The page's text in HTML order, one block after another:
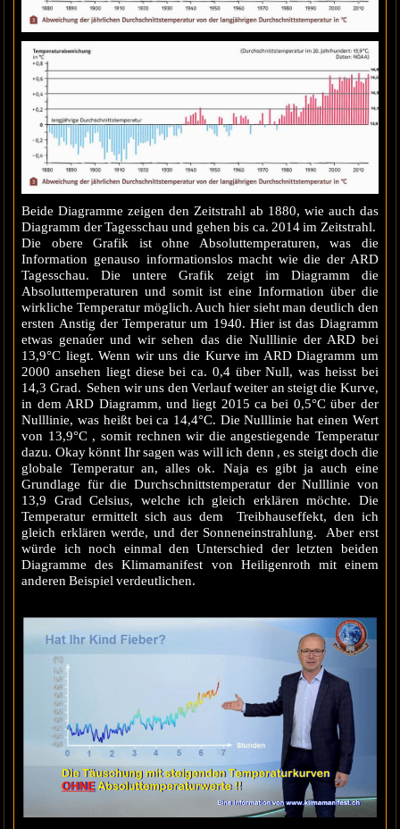
Beide Diagramme zeigen den Zeitstrahl ab 1880, wie auch das
Diagramm der Tagesschau und gehen bis ca. 2014 im Zeitstrahl.
Die obere Grafik ist ohne Absoluttemperaturen, was die
Information genauso informationslos macht wie die der ARD
Tagesschau. Die untere Grafik zeigt im Diagramm die
Absoluttemperaturen und somit ist eine Information über die
wirkliche Temperatur möglich. Auch hier sieht man deutlich den
ersten Anstig der Temperatur um 1940. Hier ist das Diagramm
etwas genaúer und wir sehen das die Nulllinie der ARD bei
13,9°C liegt. Wenn wir uns die Kurve im ARD Diagramm um
2000 ansehen liegt diese bei ca. 0,4 über Null, was heisst bei
14,3 Grad. Sehen wir uns den Verlauf weiter an steigt die Kurve,
in dem ARD Diagramm, und liegt 2015 ca bei 0,5°C über der
Nulllinie, was heißt bei ca 14,4°C. Die Nulllinie hat einen Wert
von 13,9°C , somit rechnen wir die angestiegende Temperatur
dazu. Okay könnt Ihr sagen was will ich denn , es steigt doch die
globale Temperatur an, alles ok. Naja es gibt ja auch eine
Grundlage für die Durchschnittstemperatur der Nulllinie von
13,9 Grad Celsius, welche ich gleich erklären möchte. Die
Temperatur ermittelt sich aus dem Treibhauseffekt, den ich
gleich erklären werde, und der Sonneneinstrahlung. Aber erst
würde ich noch einmal den Unterschied der letzten beiden
Diagramme des Klimamanifest von Heiligenroth mit einem
anderen Beispiel verdeutlichen.